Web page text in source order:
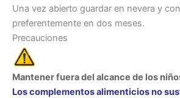
Una vez abierto guardar en nevera y
preferentemente en dos meses.
Precauciones
Mantener fuera del alcance de los
Los complementos alimenticios no